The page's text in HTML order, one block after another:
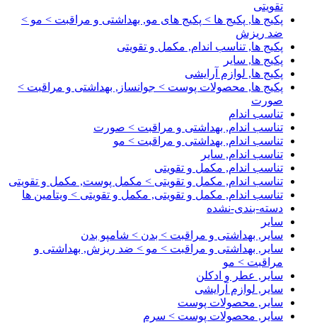
تقویتی
پکیج ها, پکیج ها > پکیج های مو, بهداشتی و مراقبت > مو >
ضد ریزش
پکیج ها, تناسب اندام, مکمل و تقویتی
پکیج ها, سایر
پکیج ها, لوازم آرایشی
پکیج ها, محصولات پوست > جوانساز, بهداشتی و مراقبت >
صورت
تناسب اندام
تناسب اندام, بهداشتی و مراقبت > صورت
تناسب اندام, بهداشتی و مراقبت > مو
تناسب اندام, سایر
تناسب اندام, مکمل و تقویتی
تناسب اندام, مکمل و تقویتی > مکمل پوست, مکمل و تقویتی
تناسب اندام, مکمل و تقویتی, مکمل و تقویتی > ویتامین ها
دسته-بندی-نشده
سایر
سایر, بهداشتی و مراقبت > بدن > شامپو بدن
سایر, بهداشتی و مراقبت > مو > ضد ریزش, بهداشتی و
مراقبت > مو
سایر, عطر و ادکلن
سایر, لوازم آرایشی
سایر, محصولات پوست
سایر, محصولات پوست > سرم